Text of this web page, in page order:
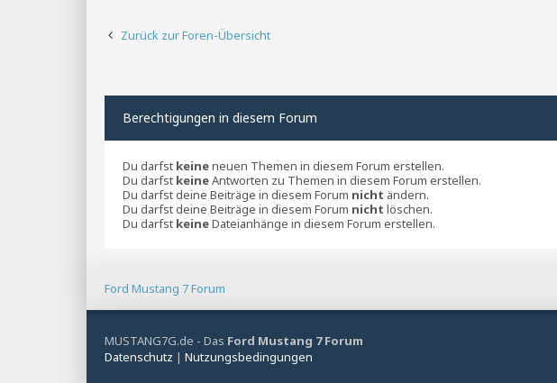
Zurück zur Foren-Übersicht
Berechtigungen in diesem Forum
Du darfst keineneuen Themen in diesem Forum erstellen.
Du darfst keineAntworten zu Themen in diesem Forum erstellen.
Du darfst deine Beiträge in diesem Forum nicht ändern.
Du darfst deine Beiträge in diesem Forum nicht löschen.
Du darfst keineDateianhänge in diesem Forum erstellen.
Ford Mustang 7 Forum
MUSTANG7G.de - Das Ford Mustang 7 Forum
Datenschutz | Nutzungsbedingungen